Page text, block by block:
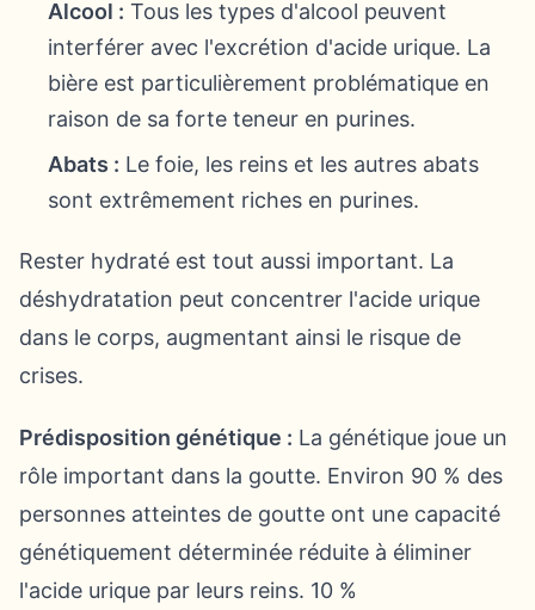
Alcool : Tous les types d'alcool peuvent
interférer avec l'excrétion d'acide urique. La
bière est particulièrement problématique en
raison de sa forte teneur en purines.
Abats : Le foie, les reins et les autres abats
sont extrêmement riches en purines.
Rester hydraté est tout aussi important. La
déshydratation peut concentrer l'acide urique
dans le corps, augmentant ainsi le risque de
crises.
Prédisposition génétique : La génétique joue un
rôle important dans la goutte. Environ 90 % des
personnes atteintes de goutte ont une capacité
génétiquement déterminée réduite à éliminer
l'acide urique par leurs reins. 10 %